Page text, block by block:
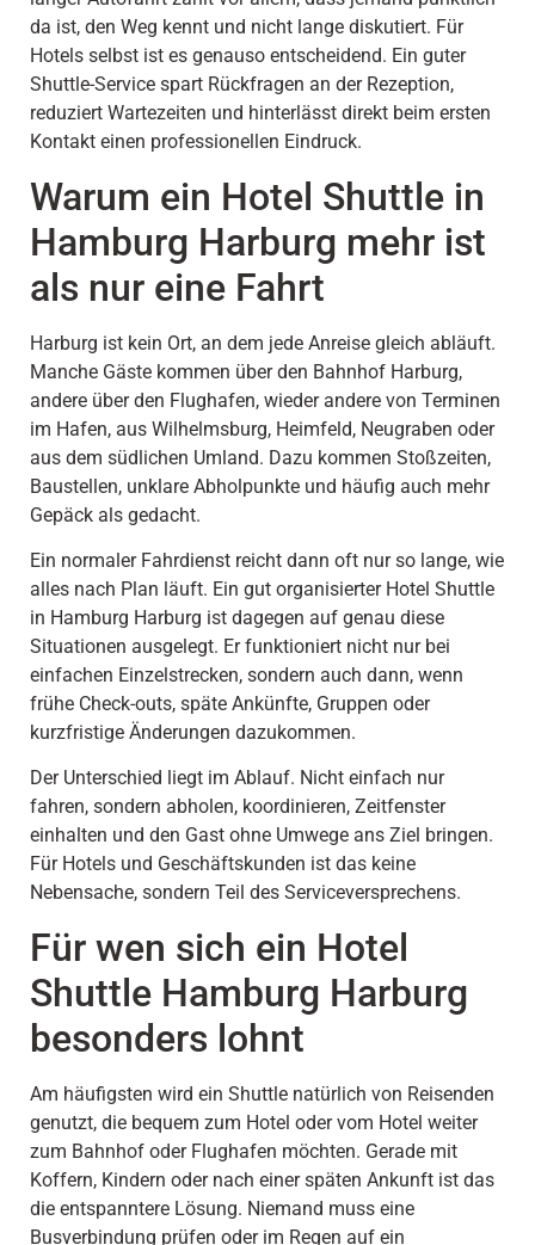
da ist, den Weg kennt und nicht lange diskutiert. Für
Hotels selbst ist es genauso entscheidend. Ein guter
Shuttle-Service spart Rückfragen an der Rezeption,
reduziert Wartezeiten und hinterlässt direkt beim ersten
Kontakt einen professionellen Eindruck.
Warum ein Hotel Shuttle in
Hamburg Harburg mehr ist
als nur eine Fahrt
Harburg ist kein Ort, an dem jede Anreise gleich abläuft.
Manche Gäste kommen über den Bahnhof Harburg,
andere über den Flughafen, wieder andere von Terminen
im Hafen, aus Wilhelmsburg, Heimfeld, Neugraben oder
aus dem südlichen Umland. Dazu kommen Stoßzeiten,
Baustellen, unklare Abholpunkte und häufig auch mehr
Gepäck als gedacht.
Ein normaler Fahrdienst reicht dann oft nur so lange, wie
alles nach Plan läuft. Ein gut organisierter Hotel Shuttle
in Hamburg Harburg ist dagegen auf genau diese
Situationen ausgelegt. Er funktioniert nicht nur bei
einfachen Einzelstrecken, sondern auch dann, wenn
frühe Check-outs, späte Ankünfte, Gruppen oder
kurzfristige Änderungen dazukommen.
Der Unterschied liegt im Ablauf. Nicht einfach nur
fahren, sondern abholen, koordinieren, Zeitfenster
einhalten und den Gast ohne Umwege ans Ziel bringen.
Für Hotels und Geschäftskunden ist das keine
Nebensache, sondern Teil des Serviceversprechens.
Für wen sich ein Hotel
Shuttle Hamburg Harburg
besonders lohnt
Am häufigsten wird ein Shuttle natürlich von Reisenden
genutzt, die bequem zum Hotel oder vom Hotel weiter
zum Bahnhof oder Flughafen möchten. Gerade mit
Koffern, Kindern oder nach einer späten Ankunft ist das
die entspanntere Lösung. Niemand muss eine
Busverbindung prüfen oder im Regen auf ein